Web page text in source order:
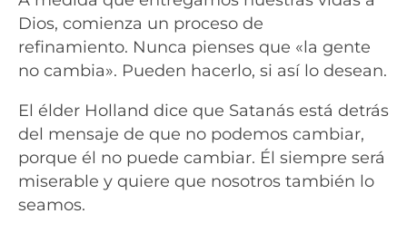
Dios, comienza un proceso de
refinamiento. Nunca pienses que «la gente
no cambia». Pueden hacerlo, si así lo desean.
El élder Holland dice que Satanás está detrás
del mensaje de que no podemos cambiar,
porque él no puede cambiar. Él siempre será
miserable y quiere que nosotros también lo
seamos.